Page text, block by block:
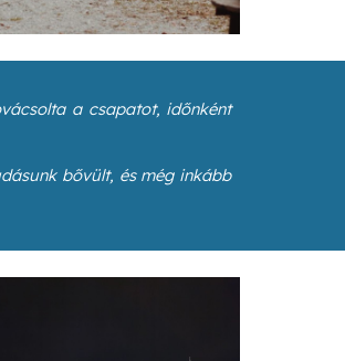
a csapatot, időnként
bővült, és még inkább